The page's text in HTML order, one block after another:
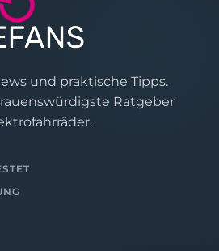
und praktische Tipps.
Ratgeber